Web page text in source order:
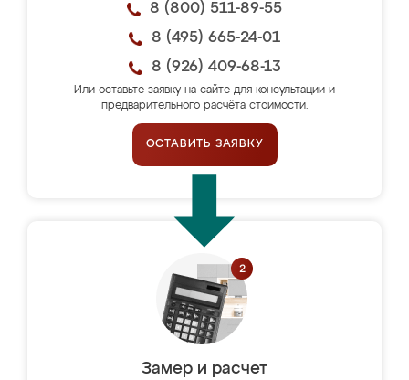
8 (800) 511-89-55
8 (495) 665-24-01
8 (926) 409-68-13
Или оставьте заявку на сайте для консультации и
предварительного расчёта стоимости.
ОСТАВИТЬ ЗАЯВКУ
Замер и расчет